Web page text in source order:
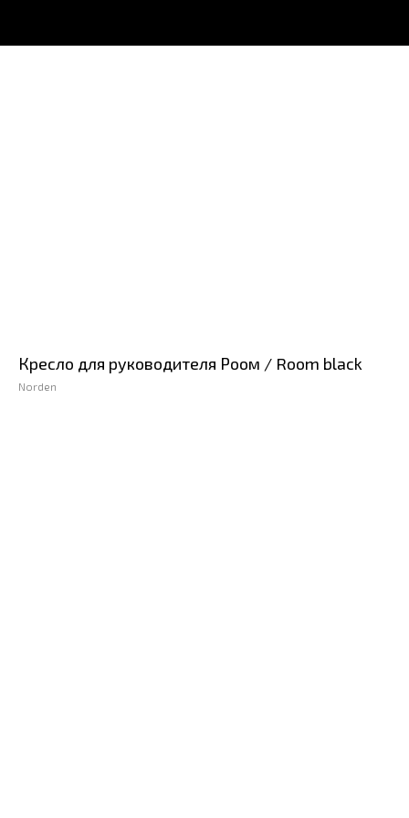
Кресло для руководителя Роом / Room black
Norden